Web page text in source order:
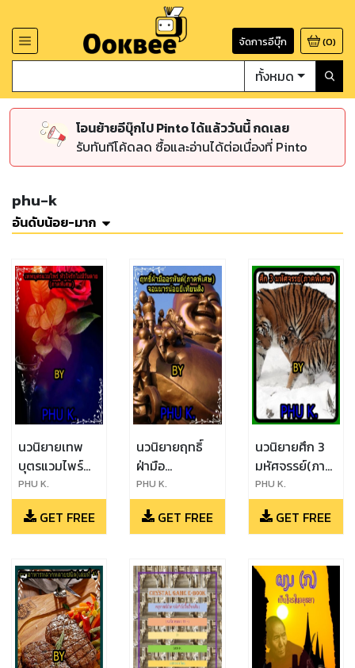
จัดการอีบุ๊ก (0)
ทั้งหมด
โอนย้ายอีบุ๊กไป Pinto ได้แล้ววันนี้ กดเลย
รับทันทีโค้ดลด ซื้อและอ่านได้ต่อเนื่องที่ Pinto
phu-k
อันดับน้อย-มาก
นวนิยายเทพ
บุตรแวมไพร์
หัวใจรักไม่มีวัน
ตาย(ภาคพิเศษ)
PHU K.
GET FREE
นวนิยายฤทธิ์
ฝ่ามือ
อรหันต์(ภาค
พิเศษ)จอมมาร
ยี่เทียนสิง
PHU K.
GET FREE
นวนิยายศึก 3
มหัศจรรย์(ภาค
พิเศษ)
PHU K.
GET FREE